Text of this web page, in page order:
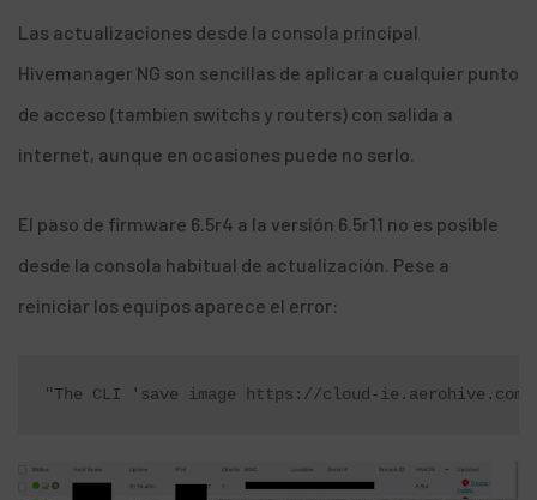
Las actualizaciones desde la consola principal
Hivemanager NG son sencillas de aplicar a cualquier punto
de acceso (tambien switchs y routers) con salida a
internet, aunque en ocasiones puede no serlo.
El paso de firmware 6.5r4 a la versión 6.5r11 no es posible
desde la consola habitual de actualización. Pese a
reiniciar los equipos aparece el error:
"The CLI 'save image https://cloud-